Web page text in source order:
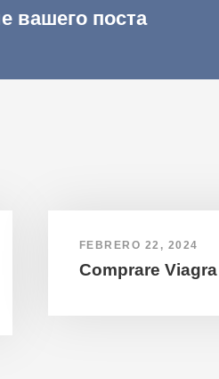
вашего поста
FEBRERO 22, 2024
Comprare